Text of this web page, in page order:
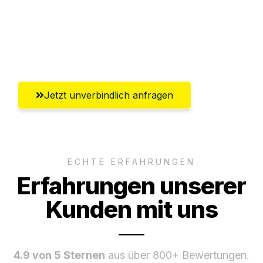
Jetzt unverbindlich anfragen
ECHTE ERFAHRUNGEN
Erfahrungen unserer
Kunden mit uns
4.9 von 5 Sternen aus über 800+ Bewertungen.